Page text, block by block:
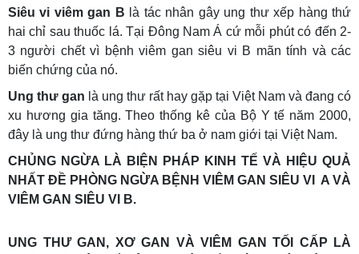
Siêu vi viêm gan B là tác nhân gây ung thư xếp hàng thứ
hai chỉ sau thuốc lá. Tại Đông Nam Á cứ mỗi phút có đến 2-
3 người chết vì bệnh viêm gan siêu vi B mãn tính và các
biến chứng của nó.
Ung thư gan là ung thư rất hay gặp tại Việt Nam và đang có
xu hương gia tăng. Theo thống kê của Bộ Y tế năm 2000,
đây là ung thư đứng hàng thứ ba ở nam giới tại Việt Nam.
CHỦNG NGỪA LÀ BIỆN PHÁP KINH TẾ VÀ HIỆU QUẢ
NHẤT ĐỀ PHÒNG NGỪA BỆNH VIÊM GAN SIÊU VI A VÀ
VIÊM GAN SIÊU VI B.
UNG THƯ GAN, XƠ GAN VÀ VIÊM GAN TỐI CẤP LÀ